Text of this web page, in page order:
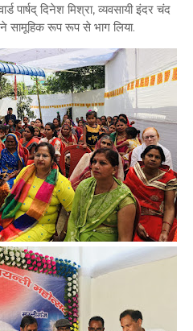
पार्षद् दिनेश मिश्रा, व्यवसायी इंदर चंद
ने सामूहिक रूप रूप से भाग लिया.